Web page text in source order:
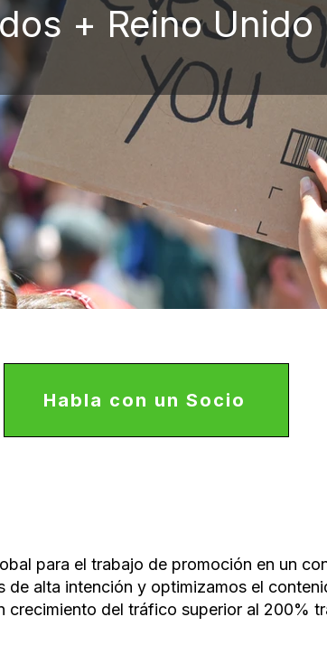
+ Reino Unido
Habla con un Socio
para el trabajo de promoción en un
alta intención y optimizamos el
del tráfico superior al 200%